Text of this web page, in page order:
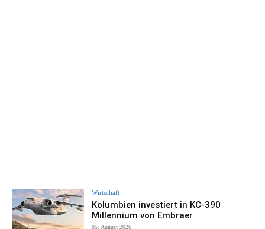
Wirtschaft
Kolumbien investiert in KC-390
Millennium von Embraer
05. August 2026